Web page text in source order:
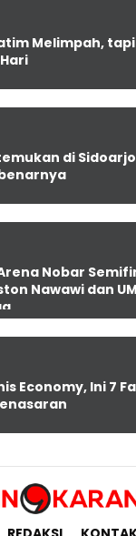
Melimpah,
di
Nobar
Nawawi dan
Economy, Ini 7